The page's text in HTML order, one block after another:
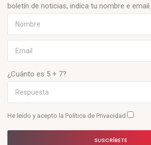
boletín de noticias, indica tu nombre e email.
¿Cuánto es 5 + 7?
He leído y acepto la Política de Privacidad
SUSCRÍBETE